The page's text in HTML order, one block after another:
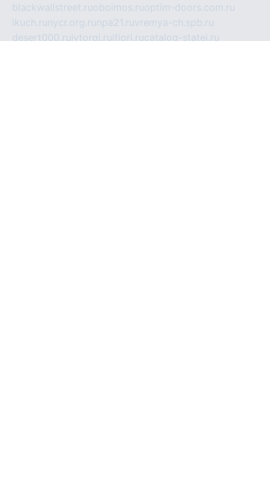
blackwallstreet.ruoboimos.ruoptim-doors.com.ru
ikuch.ru nycr.org.ru npa21.ruvremya-ch.spb.ru
desert000.ru ivtorgi.ru ifiori.rucatalog-statei.ru